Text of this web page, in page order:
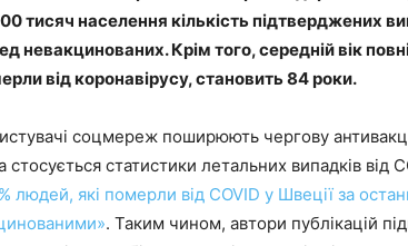
тисяч населення кількість підтверджених
невакцинованих. Крім того, середній вік
від коронавірусу, становить 84 роки.
соцмереж поширюють чергову
стосується статистики летальних випадків
людей, які померли від COVID у Швеції за
. Таким чином, автори публікацій